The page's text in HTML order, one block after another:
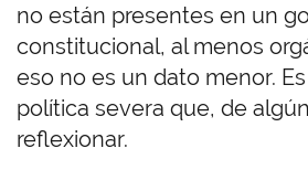
no están presentes en un
constitucional, al menos
eso no es un dato menor.
política severa que, de
reflexionar.